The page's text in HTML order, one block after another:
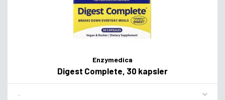
Enzymedica
Digest Complete, 30 kapsler